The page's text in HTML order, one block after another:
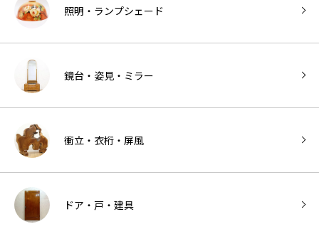
照明・ランプシェード
鏡台・姿見・ミラー
衝立・衣桁・屏風
ドア・戸・建具